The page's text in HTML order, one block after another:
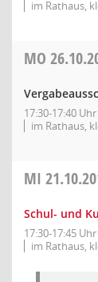
im Rathaus,
MO
17:30-17:40 Uhr
im Rathaus,
MI
Schul- und
17:30-17:45 Uhr
im Rathaus,